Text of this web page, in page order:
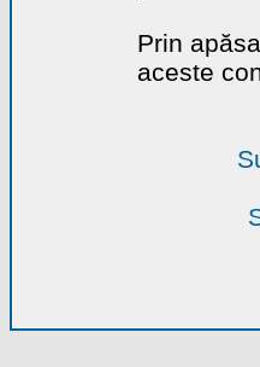
Prin
aceste